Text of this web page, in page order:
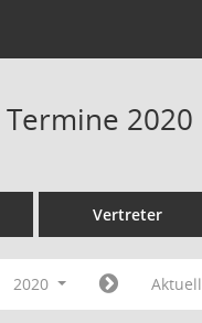
2020
Vertreter
2020 Aktuell